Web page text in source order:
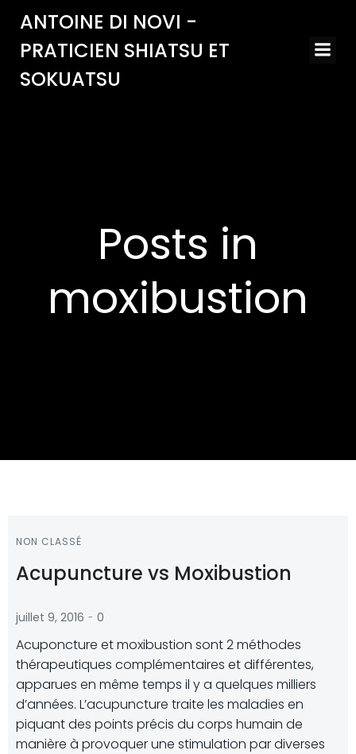
au
contenu
ANTOINE DI NOVI -
PRATICIEN SHIATSU ET
SOKUATSU
Posts in
moxibustion
NON CLASSÉ
Acupuncture vs Moxibustion
juillet 9, 2016 - 0
Acuponcture et moxibustion sont 2 méthodes
thérapeutiques complémentaires et différentes,
apparues en même temps il y a quelques milliers
d’années. L’acupuncture traite les maladies en
piquant des points précis du corps humain de
manière à provoquer une stimulation par diverses